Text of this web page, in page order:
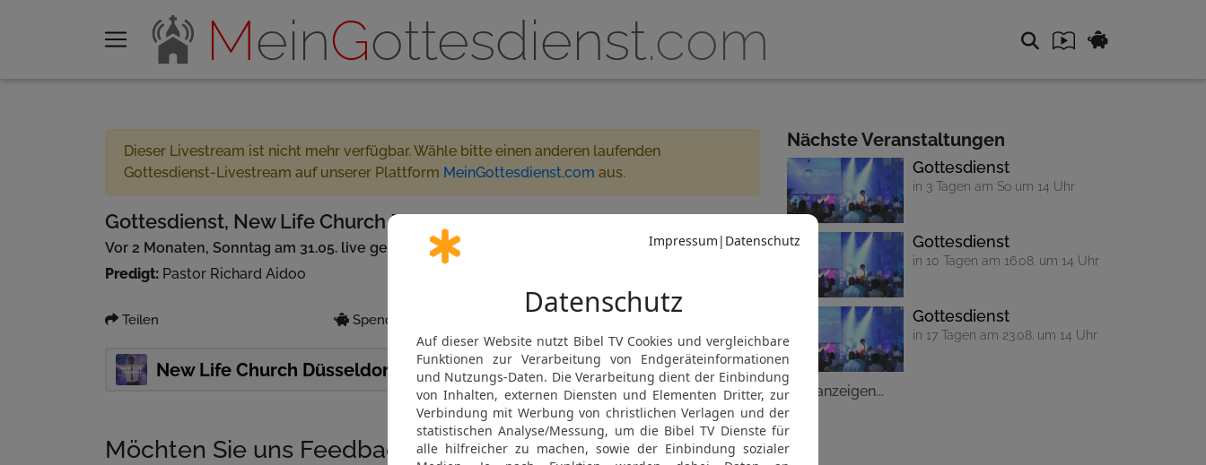
MeinGottesdienst.com
Dieser Livestream ist nicht mehr verfügbar. Wähle bitte einen anderen laufenden
Gottesdienst-Livestream auf unserer Plattform MeinGottesdienst.com aus.
Gottesdienst, New Life Church Düsseldorf 14:00 - 16:30
Vor 2 Monaten, Sonntag am 31.05. live gestreamt
Predigt: Pastor Richard Aidoo
Teilen Spenden für MeinGottesdienst.com
New Life Church Düsseldorf Gemeinde abonnieren
Möchten Sie uns Feedback geben?
Nächste Veranstaltungen
Gottesdienst
in 3 Tagen am So um 14 Uhr
Gottesdienst
in 10 Tagen am 16.08. um 14 Uhr
Gottesdienst
in 17 Tagen am 23.08. um 14 Uhr
alle anzeigen...